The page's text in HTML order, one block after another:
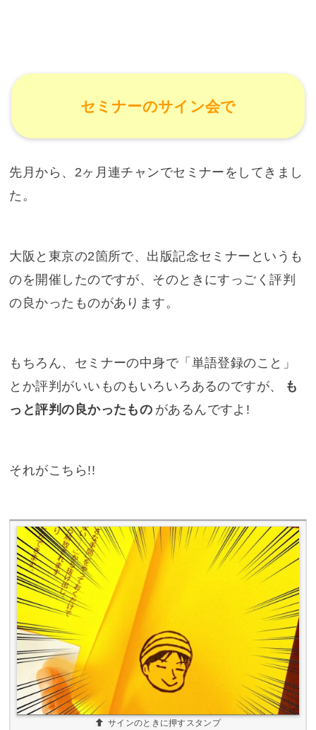
セミナーのサイン会で
先月から、2ヶ月連チャンでセミナーをしてきまし
た。
大阪と東京の2箇所で、出版記念セミナーというも
のを開催したのですが、そのときにすっごく評判
の良かったものがあります。
もちろん、セミナーの中身で「単語登録のこと」
とか評判がいいものもいろいろあるのですが、
も
っと評判の良かったもの があるんですよ!
それがこちら!!
サインのときに押すスタンプ